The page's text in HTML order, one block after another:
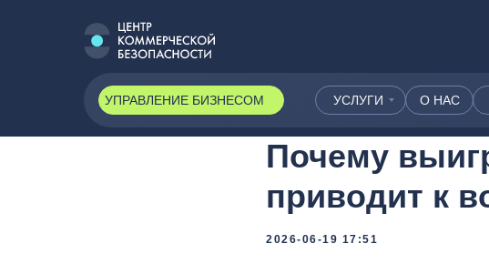
УПРАВЛЕНИЕ БИЗНЕСОМ УСЛУГИ О НАС
Почему
приводит к
2026-06-19 17:51